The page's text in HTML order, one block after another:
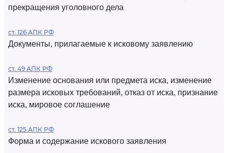
прекращения уголовного дела
ст. 126 АПК РФ
Документы, прилагаемые к исковому заявлению
ст. 49 АПК РФ
Изменение основания или предмета иска, изменение
размера исковых требований, отказ от иска, признание
иска, мировое соглашение
ст. 125 АПК РФ
Форма и содержание искового заявления